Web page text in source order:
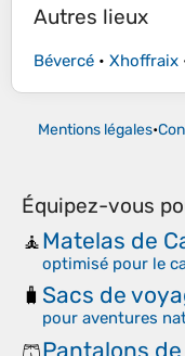
Autres lieux
Bévercé • Xhoffraix
Mentions légales•
Équipez-vous
🧘Matelas de
optimisé pour le
🧳 Sacs de
pour aventures
🩳Pantalons